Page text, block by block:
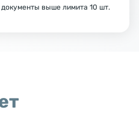
выше лимита 10 шт.